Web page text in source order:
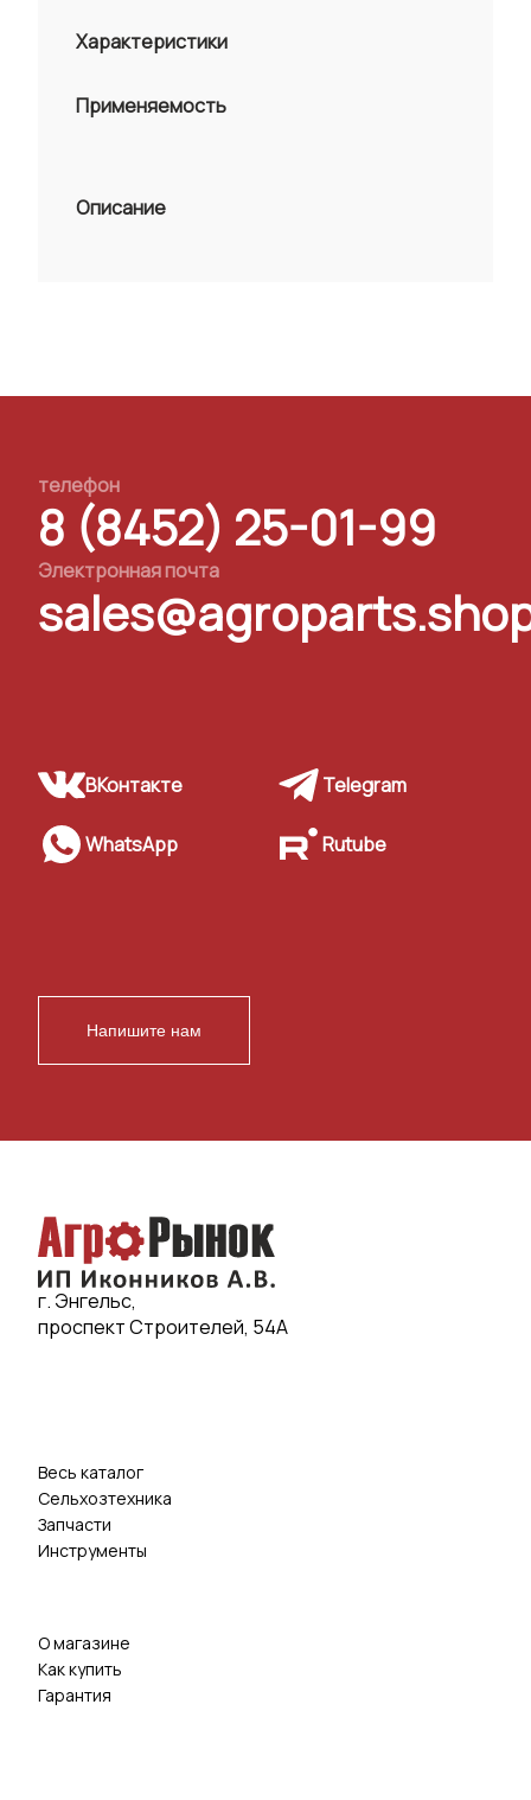
Характеристики
Применяемость
Описание
телефон
8 (8452) 25-01-99
Электронная почта
ВКонтакте Telegram
WhatsApp Rutube
Напишите нам
г. Энгельс,
проспект Строителей, 54А
Весь каталог
Сельхозтехника
Запчасти
Инструменты
О магазине
Как купить
Гарантия